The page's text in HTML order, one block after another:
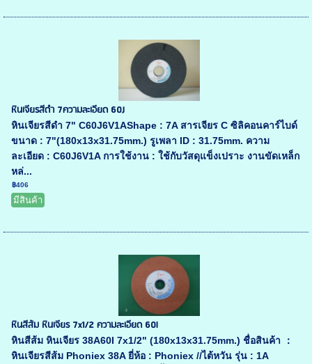
หินเจียรสีดำ 7ความละเอียด 60J
หินเจียรสีดำ 7" C60J6V1AShape : 7A สารเจียร C ซิลิคอนคาร์ไบด์
ขนาด : 7"(180x13x31.75mm.) รูเพลา ID : 31.75mm. ความ
ละเอียด : C60J6V1A การใช้งาน : ใช้กับวัสดุแข็งเปราะ งานขัดเหล็ก
หล่...
฿406
มีสินค้า
หินสีส้ม หินเจียร 7x1/2 ความละเอียด 60l
หินสีส้ม หินเจียร 38A60I 7x1/2" (180x13x31.75mm.) ชื่อสินค้า ：
หินเจียรสีส้ม Phoniex 38A ยี่ห้อ : Phoniex //ไต้หวัน รุ่น : 1A